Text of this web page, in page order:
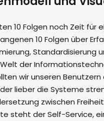
10 Folgen noch Zeit für
10 Folgen über
Standardisierung
der
wir unseren Benutzern
lieber die Systeme
zwischen
steht der Self-Service,